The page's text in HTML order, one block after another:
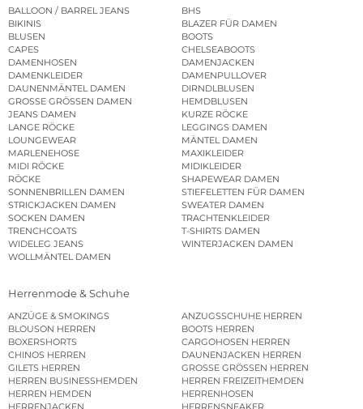
BALLOON / BARREL JEANS
BHS
BIKINIS
BLAZER FÜR DAMEN
BLUSEN
BOOTS
CAPES
CHELSEABOOTS
DAMENHOSEN
DAMENJACKEN
DAMENKLEIDER
DAMENPULLOVER
DAUNENMÄNTEL DAMEN
DIRNDLBLUSEN
GROSSE GRÖSSEN DAMEN
HEMDBLUSEN
JEANS DAMEN
KURZE RÖCKE
LANGE RÖCKE
LEGGINGS DAMEN
LOUNGEWEAR
MÄNTEL DAMEN
MARLENEHOSE
MAXIKLEIDER
MIDI RÖCKE
MIDIKLEIDER
RÖCKE
SHAPEWEAR DAMEN
SONNENBRILLEN DAMEN
STIEFELETTEN FÜR DAMEN
STRICKJACKEN DAMEN
SWEATER DAMEN
SOCKEN DAMEN
TRACHTENKLEIDER
TRENCHCOATS
T-SHIRTS DAMEN
WIDELEG JEANS
WINTERJACKEN DAMEN
WOLLMÄNTEL DAMEN
Herrenmode & Schuhe
ANZÜGE & SMOKINGS
ANZUGSSCHUHE HERREN
BLOUSON HERREN
BOOTS HERREN
BOXERSHORTS
CARGOHOSEN HERREN
CHINOS HERREN
DAUNENJACKEN HERREN
GILETS HERREN
GROSSE GRÖSSEN HERREN
HERREN BUSINESSHEMDEN
HERREN FREIZEITHEMDEN
HERREN HEMDEN
HERRENHOSEN
HERRENJACKEN
HERRENSNEAKER